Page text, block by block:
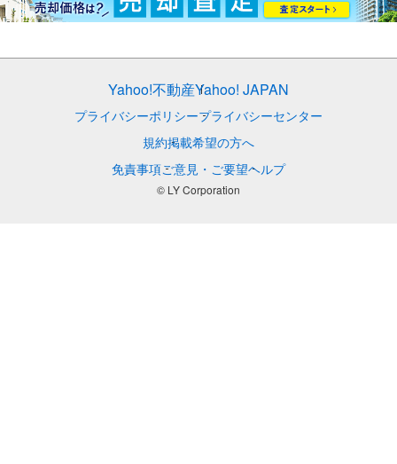
Yahoo!不動産Yahoo! JAPAN
プライバシーポリシープライバシーセンター
規約掲載希望の方へ
免責事項ご意見・ご要望ヘルプ
© LY Corporation